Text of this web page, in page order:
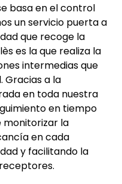
basa en el control
un servicio puerta a
que recoge la
es la que realiza la
intermedias que
Gracias a la
en toda nuestra
en tiempo
monitorizar la
en cada
y facilitando la